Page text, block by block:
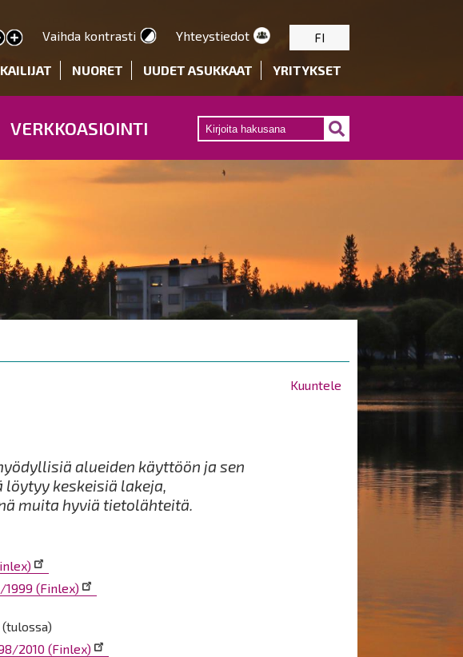
Vaihda kontrasti Yhteystiedot FI
NUORET UUDET ASUKKAAT YRITYKSET
VERKKOASIOINTI
Kuuntele
alueiden käyttöön ja sen
keskeisiä lakeja,
muita hyviä tietolähteitä.
(Finlex)
2010 (Finlex)